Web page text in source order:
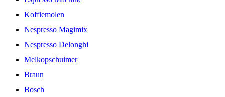
Koffiemolen
Nespresso Magimix
Nespresso Delonghi
Melkopschuimer
Braun
Bosch